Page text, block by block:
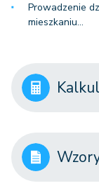
Prowadzenie
mieszkaniu…